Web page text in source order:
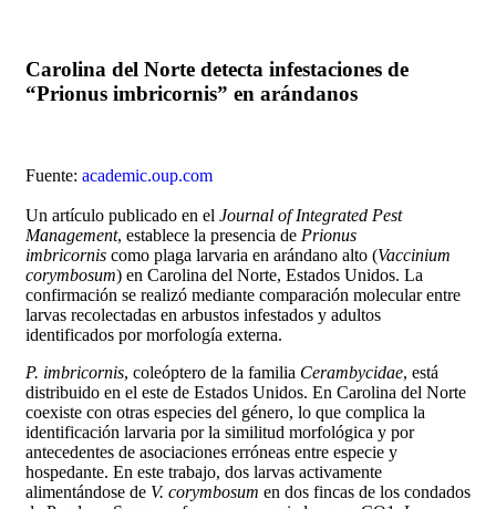
Carolina del Norte detecta infestaciones de
“Prionus imbricornis” en arándanos
Fuente: academic.oup.com
Un artículo publicado en el Journal of Integrated Pest
Management, establece la presencia de Prionus
imbricornis como plaga larvaria en arándano alto (Vaccinium
corymbosum) en Carolina del Norte, Estados Unidos. La
confirmación se realizó mediante comparación molecular entre
larvas recolectadas en arbustos infestados y adultos
identificados por morfología externa.
P. imbricornis, coleóptero de la familia Cerambycidae, está
distribuido en el este de Estados Unidos. En Carolina del Norte
coexiste con otras especies del género, lo que complica la
identificación larvaria por la similitud morfológica y por
antecedentes de asociaciones erróneas entre especie y
hospedante. En este trabajo, dos larvas activamente
alimentándose de V. corymbosum en dos fincas de los condados